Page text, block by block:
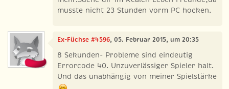
musste nicht 23 Stunden vorm PC hocken.
Ex-Füchse #4596, 05. Februar 2015, um 20:35
8 Sekunden- Probleme sind eindeutig
Errorcode 40. Unzuverlässiger Spieler halt.
Und das unabhängig von meiner Spielstärke